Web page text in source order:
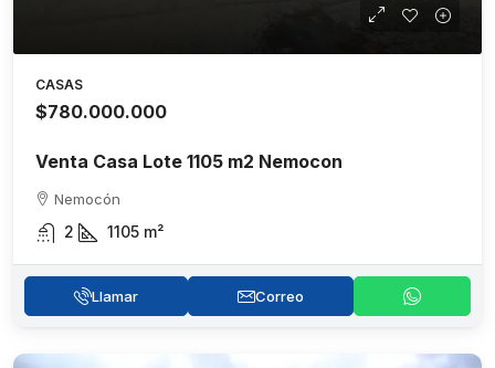
CASAS
$780.000.000
Venta Casa Lote 1105 m2 Nemocon
Nemocón
2 1105 m²
Llamar Correo